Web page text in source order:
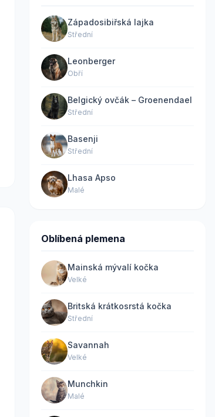
Západosibiřská lajka
Střední
Leonberger
Obří
Belgický ovčák – Groenendael
Střední
Basenji
Střední
Lhasa Apso
Malé
Oblíbená plemena
Mainská mývalí kočka
Velké
Britská krátkosrstá kočka
Střední
Savannah
Velké
Munchkin
Malé